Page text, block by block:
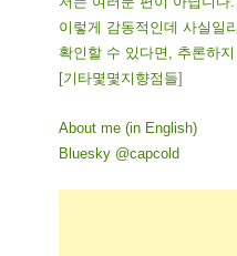
이렇게 감동적인데 사실일
확인할 수 있다면, 추론하
[기 타몇 몇 지 향점 들]
About me (in English)
Bluesky @capcold